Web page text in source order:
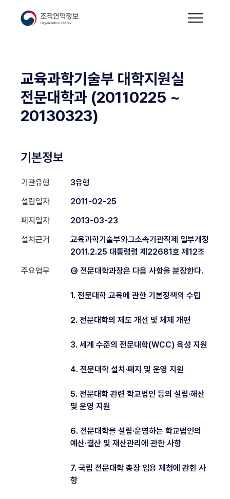
교육과학기술부 대학지원실
전문대학과 (20110225 ~
20130323)
기본정보
기관유형
3유형
설립일자
2011-02-25
폐지일자
2013-03-23
설치근거
교육과학기술부와그소속기관직제 일부개정
2011.2.25 대통령령 제22681호 제12조
주요업무
⑬ 전문대학과장은 다음 사항을 분장한다.
1. 전문대학 교육에 관한 기본정책의 수립
2. 전문대학의 제도 개선 및 체제 개편
3. 세계 수준의 전문대학(WCC) 육성 지원
4. 전문대학 설치·폐지 및 운영 지원
5. 전문대학 관련 학교법인 등의 설립·해산
및 운영 지원
6. 전문대학을 설립·운영하는 학교법인의
예산·결산 및 재산관리에 관한 사항
7. 국립 전문대학 총장 임용 제청에 관한 사
항